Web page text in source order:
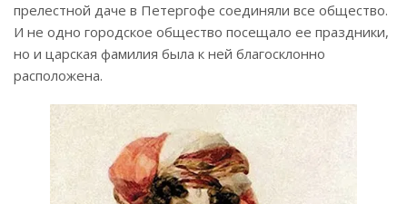
прелестной даче в Петергофе соединяли все общество.
И не одно городское общество посещало ее праздники,
но и царская фамилия была к ней благосклонно
расположена.